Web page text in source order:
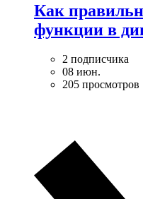
Как
функции в
2 подписчика
08 июн.
205 просмотров